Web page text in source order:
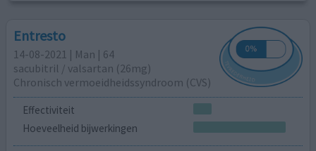
Entresto
14-08-2021 | Man | 64
sacubitril / ​valsartan (26mg)
Chronisch vermoeidheidssyndroom (CVS)
Effectiviteit
Hoeveelheid bijwerkingen